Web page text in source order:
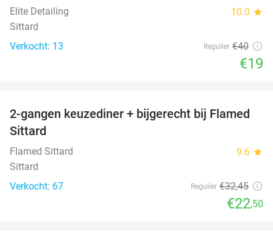
Elite Detailing 10.0 star
Sittard
Verkocht: 13
Regulier €40
€19
31%
2-gangen keuzediner + bijgerecht bij Flamed
Sittard
Flamed Sittard 9.6 star
Sittard
Verkocht: 67
Regulier €32,45
€22,50